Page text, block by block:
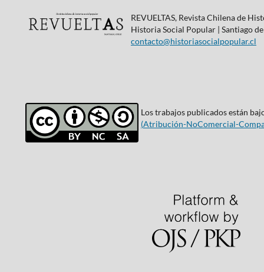
REVUELTAS, Revista Chilena de
Historia Social Popular | Santiago
contacto@historiasocialpopular.cl
Los trabajos publicados están
(Atribución-NoComercial-